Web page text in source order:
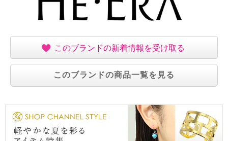
このブランドの新着情報を受け取る
このブランドの商品一覧を見る